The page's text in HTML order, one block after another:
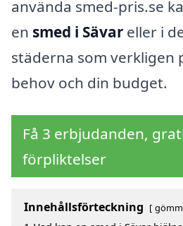
använda smed-pris.se
en smed i Sävar eller i
städerna som verkligen
behov och din budget.
Få 3 erbjudanden,
förpliktelser
Innehållsförteckning